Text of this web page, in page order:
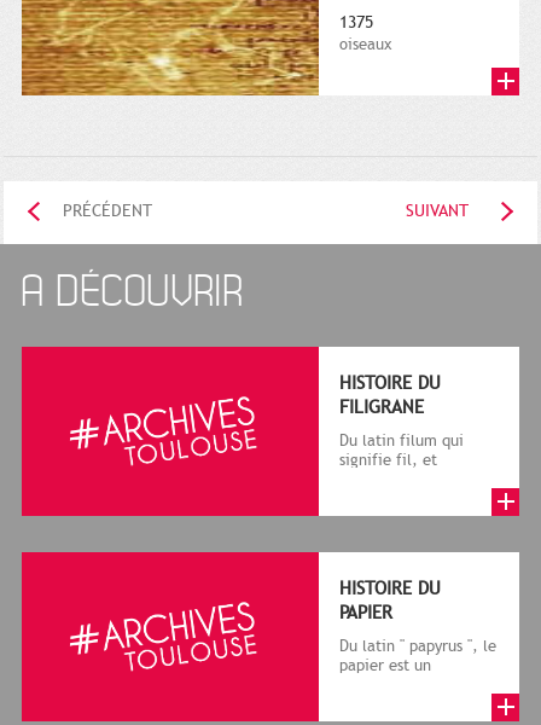
1375
oiseaux
PRÉCÉDENT SUIVANT
A DÉCOUVRIR
HISTOIRE DU
FILIGRANE
Du latin filum qui
signifie fil, et
le cadre de la f...
HISTOIRE DU
PAPIER
Du latin " papyrus ", le
papier est un